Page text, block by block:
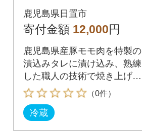
ブロック)
鹿児島県日置市
寄付金額 12,000円
鹿児島県産豚モモ肉を特製の
漬込みタレに漬け込み、熟練
した職人の技術で焼き上げた
本格焼き豚です。
（0件）
冷蔵